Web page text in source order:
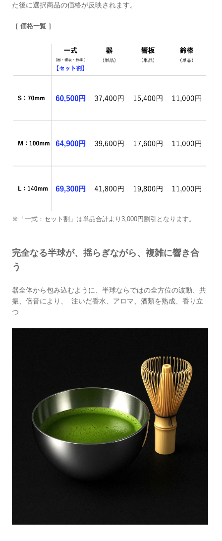
た後に選択商品の価格が反映されます。
［ 価格一覧 ］
※「一式：セット割」は単品合計より3,000円割引となります。
完全なる半球が、揺らぎながら、複雑に響き合
う
器全体から包み込むように、半球ならではの全⽅位の波動、共
振、倍⾳により、 注いだ⾹⽔、アロマ、酒類を熟成、⾹り⽴
つ